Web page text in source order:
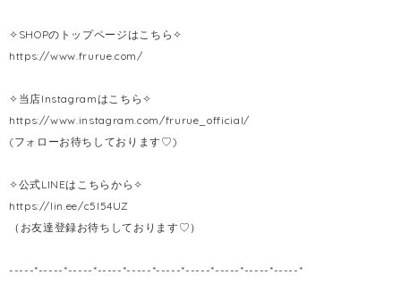
✧SHOPのトップページはこちら✧
https://www.frurue.com/
✧当店Instagramはこちら✧
https://www.instagram.com/frurue_official/
(フォローお待ちしております♡)
✧公式LINEはこちらから✧
https://lin.ee/c5l54UZ
（お友達登録お待ちしております♡）
-----*-----*-----*-----*-----*-----*-----*-----*-----*-----*